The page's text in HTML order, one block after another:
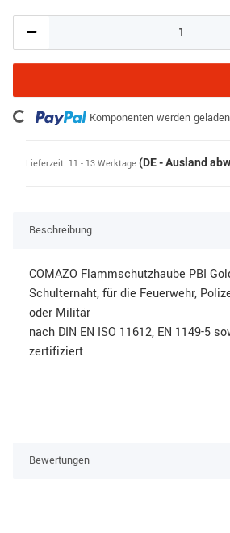
Komponenten werden
Lieferzeit: 11 - 13 Werktage (DE - Ausland
Beschreibung
COMAZO Flammschutzhaube PBI
Schulternaht, für die Feuerwehr,
oder Militär
nach DIN EN ISO 11612, EN 1149-5
zertifiziert
Bewertungen